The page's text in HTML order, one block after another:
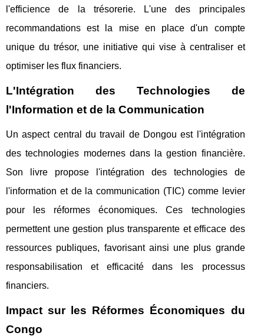
l'efficience de la trésorerie. L'une des principales
recommandations est la mise en place d'un compte
unique du trésor, une initiative qui vise à centraliser et
optimiser les flux financiers.
L'Intégration des Technologies de
l'Information et de la Communication
Un aspect central du travail de Dongou est l'intégration
des technologies modernes dans la gestion financière.
Son livre propose l'intégration des technologies de
l'information et de la communication (TIC) comme levier
pour les réformes économiques. Ces technologies
permettent une gestion plus transparente et efficace des
ressources publiques, favorisant ainsi une plus grande
responsabilisation et efficacité dans les processus
financiers.
Impact sur les Réformes Économiques du
Congo